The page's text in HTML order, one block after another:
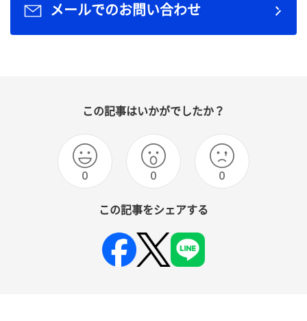
メールでのお問い合わせ
この記事はいかがでしたか？
0 0 0
この記事をシェアする